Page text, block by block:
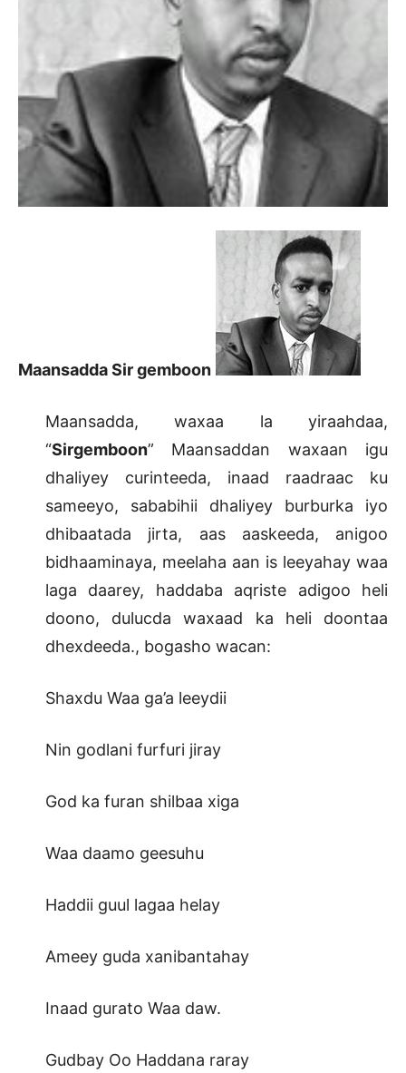
Maansadda, waxaa la yiraahdaa,
“Sirgemboon” Maansaddan waxaan igu
dhaliyey curinteeda, inaad raadraac ku
sameeyo, sababihii dhaliyey burburka iyo
dhibaatada jirta, aas aaskeeda, anigoo
bidhaaminaya, meelaha aan is leeyahay waa
laga daarey, haddaba aqriste adigoo heli
doono, dulucda waxaad ka heli doontaa
dhexdeeda., bogasho wacan:
Shaxdu Waa ga’a leeydii
Nin godlani furfuri jiray
God ka furan shilbaa xiga
Waa daamo geesuhu
Haddii guul lagaa helay
Ameey guda xanibantahay
Inaad gurato Waa daw.
Gudbay Oo Haddana raray